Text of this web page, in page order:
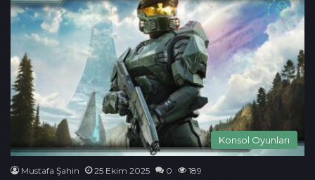
Konsol Oyunları
Mustafa Şahin 25 Ekim 2025 0 189